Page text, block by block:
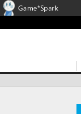
Game*Spark